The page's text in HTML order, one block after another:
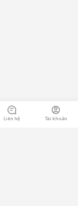
Liên hệ Tài khoản